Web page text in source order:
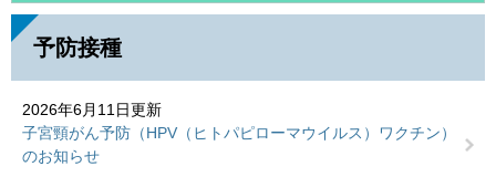
予防接種
2026年6月11日更新
子宮頸がん予防（HPV（ヒトパピローマウイルス）ワクチン）
のお知らせ